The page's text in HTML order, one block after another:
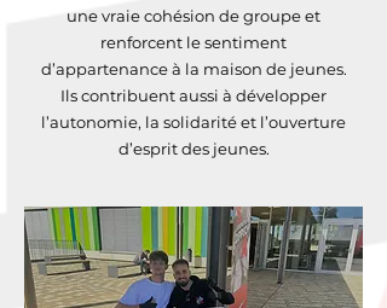
une vraie cohésion de groupe et
renforcent le sentiment
d’appartenance à la maison de jeunes.
Ils contribuent aussi à développer
l’autonomie, la solidarité et l’ouverture
d’esprit des jeunes.